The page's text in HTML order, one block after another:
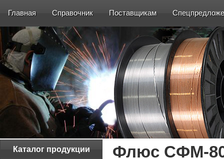
Главная Справочник Поставщикам
Каталог продукции Флюс СФМ-